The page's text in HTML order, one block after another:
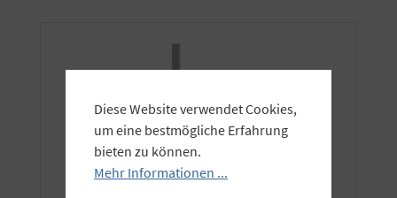
Diese Website verwendet Cookies,
um eine bestmögliche Erfahrung
bieten zu können.
Mehr Informationen ...